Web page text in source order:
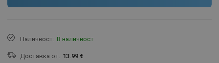
Наличност: В наличност
Доставка от: 13.99 €